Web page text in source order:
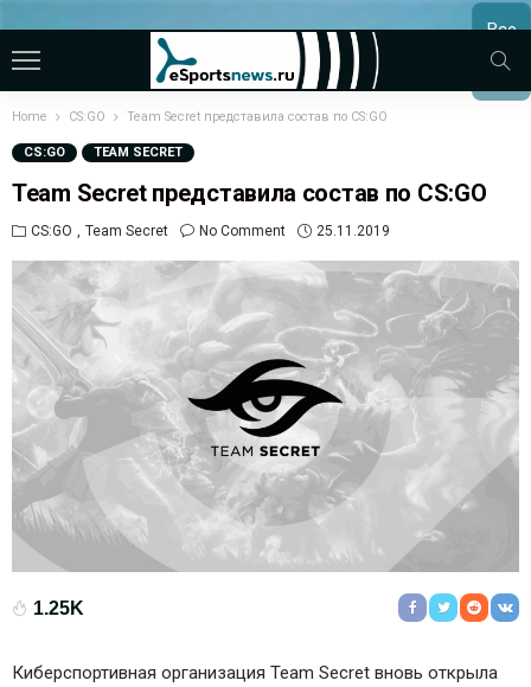
Все
МАТЧИ
Home CS:GO Team Secret представила состав по CS:GO
CS:GO TEAM SECRET
Team Secret представила состав по CS:GO
CS:GO Team Secret No Comment 25.11.2019
1.25K
Киберспортивная организация Team Secret вновь открыла